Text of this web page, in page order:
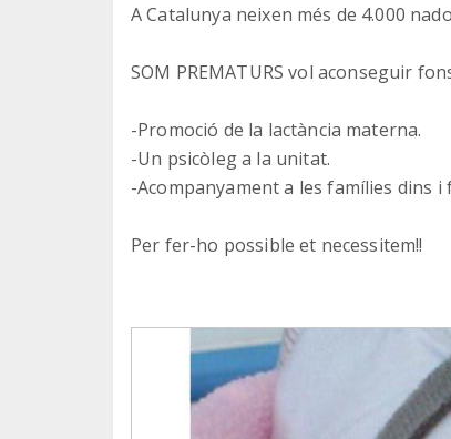
A Catalunya neixen més de 4.000
SOM PREMATURS vol aconseguir
-Promoció de la lactància materna.
-Un psicòleg a la unitat.
-Acompanyament a les famílies dins
Per fer-ho possible et necessitem!!